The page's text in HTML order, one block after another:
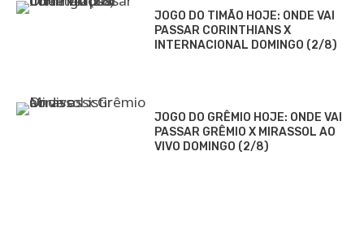
JOGO DO TIMÃO HOJE: ONDE VAI
PASSAR CORINTHIANS X
INTERNACIONAL DOMINGO (2/8)
JOGO DO GRÊMIO HOJE: ONDE VAI
PASSAR GRÊMIO X MIRASSOL AO
VIVO DOMINGO (2/8)